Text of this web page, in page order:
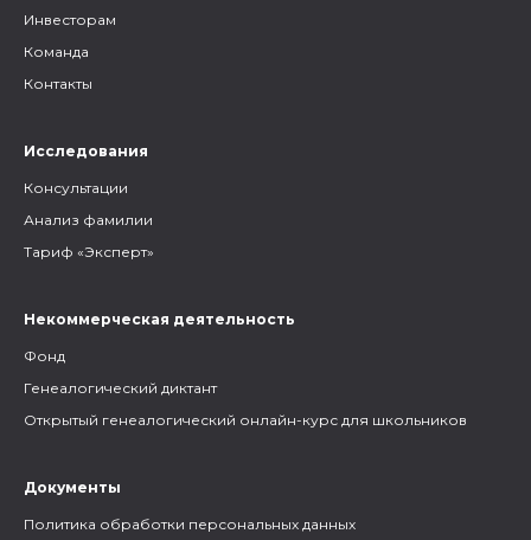
Инвесторам
Команда
Контакты
Исследования
Консультации
Анализ фамилии
Тариф «Эксперт»
Некоммерческая деятельность
Фонд
Генеалогический диктант
Открытый генеалогический онлайн-курс для школьников
Документы
Политика обработки персональных данных